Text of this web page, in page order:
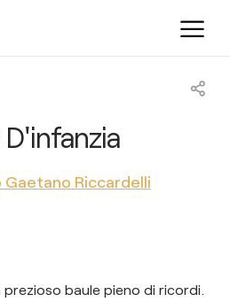
D'infanzia
Gaetano Riccardelli
prezioso baule pieno di ricordi.